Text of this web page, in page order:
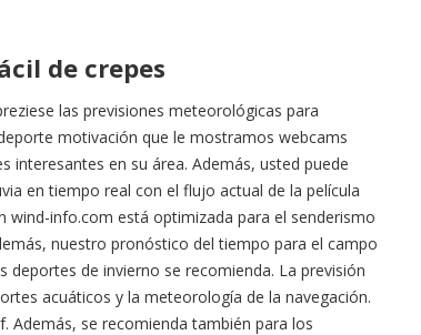
de crepes
las previsiones meteorológicas para
motivación que le mostramos webcams
interesantes en su área. Además, usted puede
en tiempo real con el flujo actual de la película
wind-info.com está optimizada para el senderismo
nuestro pronóstico del tiempo para el campo
de invierno se recomienda. La previsión
acuáticos y la meteorología de la navegación.
Además, se recomienda también para los